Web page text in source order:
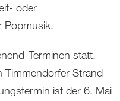
oder
Popmusik.
Terminen statt.
Timmendorfer Strand
ist der 6. Mai